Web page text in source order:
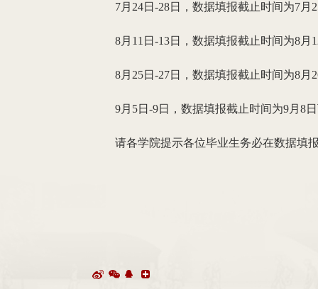
7月24日-28日，数据填报截止时间为7月
8月11日-13日，数据填报截止时间为8月
8月25日-27日，数据填报截止时间为8月
9月5日-9日，数据填报截止时间为9月8
请各学院提示各位毕业生务必在数据填